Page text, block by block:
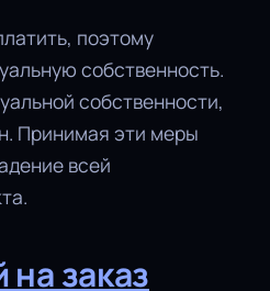
поэтому
собственность.
собственности,
Принимая эти меры
всей
заказ